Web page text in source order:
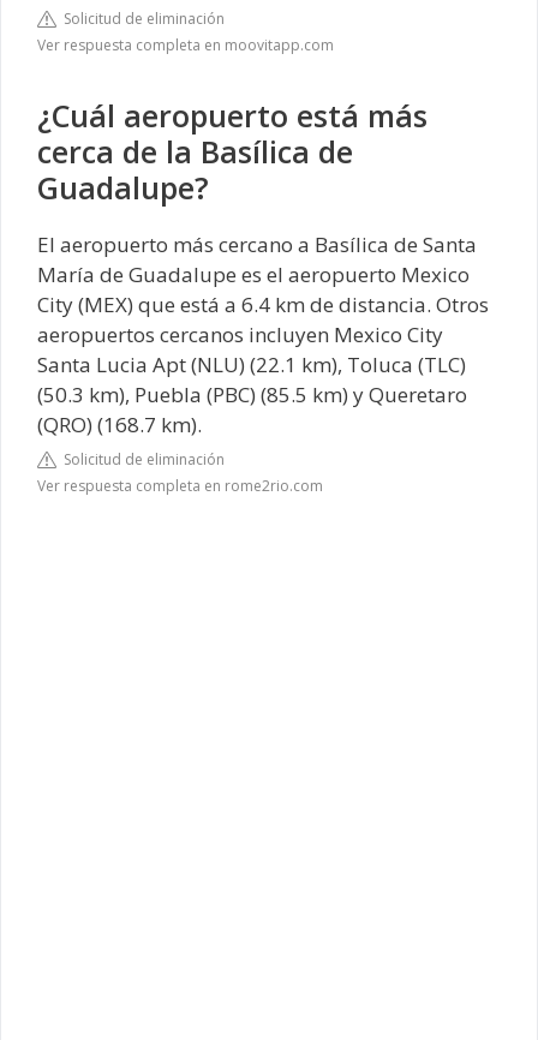
Solicitud de eliminación
Ver respuesta completa en moovitapp.com
¿Cuál aeropuerto está más
cerca de la Basílica de
Guadalupe?
El aeropuerto más cercano a Basílica de Santa
María de Guadalupe es el aeropuerto Mexico
City (MEX) que está a 6.4 km de distancia. Otros
aeropuertos cercanos incluyen Mexico City
Santa Lucia Apt (NLU) (22.1 km), Toluca (TLC)
(50.3 km), Puebla (PBC) (85.5 km) y Queretaro
(QRO) (168.7 km).
Solicitud de eliminación
Ver respuesta completa en rome2rio.com